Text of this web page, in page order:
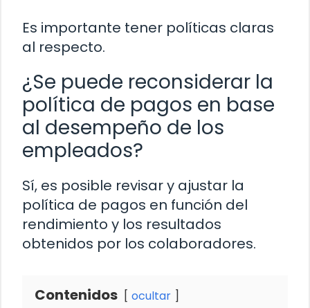
Es importante tener políticas claras
al respecto.
¿Se puede reconsiderar la
política de pagos en base
al desempeño de los
empleados?
Sí, es posible revisar y ajustar la
política de pagos en función del
rendimiento y los resultados
obtenidos por los colaboradores.
Contenidos ocultar